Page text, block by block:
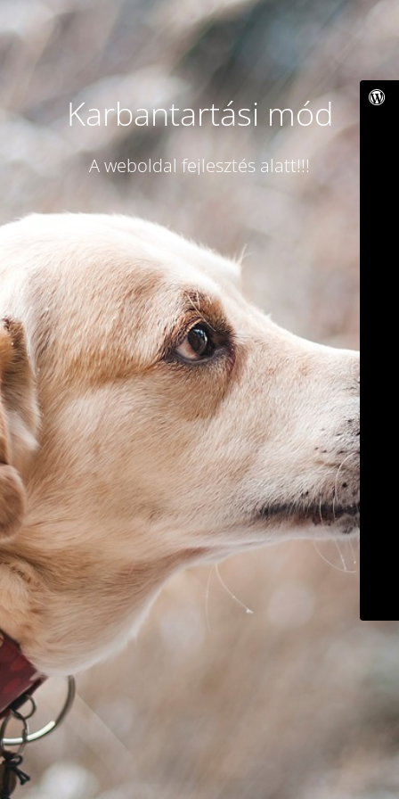
Karbantartási mód
A weboldal fejlesztés alatt!!!